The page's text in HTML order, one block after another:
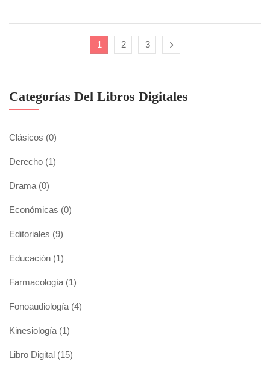
Categorías Del Libros Digitales
Clásicos (0)
Derecho (1)
Drama (0)
Económicas (0)
Editoriales (9)
Educación (1)
Farmacología (1)
Fonoaudiología (4)
Kinesiología (1)
Libro Digital (15)
1 2 3